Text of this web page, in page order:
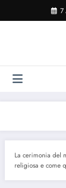
contenuto
7
La cerimonia del
religiosa e come